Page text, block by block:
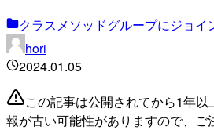
クラスメソッドグループにジョイ
hori
2024.01.05
この記事は公開されてから1年
報が古い可能性がありますので、ご